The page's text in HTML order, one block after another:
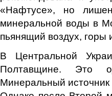
«Нафтусе», но
минеральной воды в
пьянящий воздух, горы
В Центральной
Полтавщине. Это
Минеральный